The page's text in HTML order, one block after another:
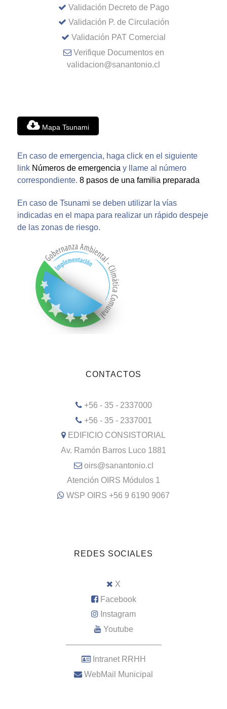
Validación Decreto de Pago
Validación P. de Circulación
Validación PAT Comercial
Verifique Documentos en
validacion@sanantonio.cl
Mapa Tsunami
En caso de emergencia, haga click en el siguiente
link Números de emergencia y llame al número
correspondiente. 8 pasos de una familia preparada
En caso de Tsunami se deben utilizar la vías
indicadas en el mapa para realizar un rápido despeje
de las zonas de riesgo.
CONTACTOS
+56 - 35 - 2337000
+56 - 35 - 2337001
EDIFICIO CONSISTORIAL
Av. Ramón Barros Luco 1881
oirs@sanantonio.cl
Atención OIRS Módulos 1
WSP OIRS +56 9 6190 9067
REDES SOCIALES
X
Facebook
Instagram
Youtube
–––––––––––––––––––––
Intranet RRHH
WebMail Municipal